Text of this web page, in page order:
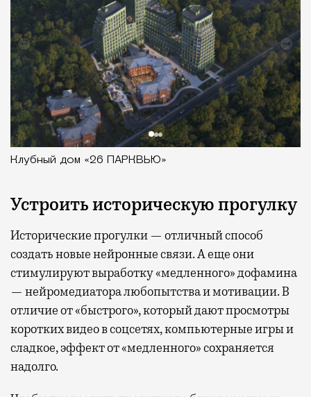
Клубный дом «26 ПАРКВЬЮ»
Устроить историческую прогулку
Исторические прогулки — отличный способ
создать новые нейронные связи. А еще они
стимулируют выработку «медленного» дофамина
— нейромедиатора любопытства и мотивации. В
отличие от «быстрого», который дают просмотры
коротких видео в соцсетях, компьютерные игры и
сладкое, эффект от «медленного» сохраняется
надолго.